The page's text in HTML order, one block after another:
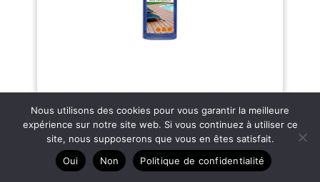
Nettoyant bois composite 1l
Nous utilisons des cookies pour vous garantir la meilleure
expérience sur notre site web. Si vous continuez à utiliser ce
site, nous supposerons que vous en êtes satisfait.
Oui
Non Politique de confidentialité